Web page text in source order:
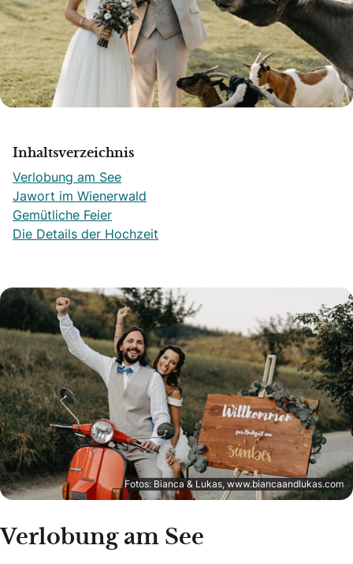
Inhaltsverzeichnis
Verlobung am See
Jawort im Wienerwald
Gemütliche Feier
Die Details der Hochzeit
Fotos: Bianca & Lukas, www.biancaandlukas.com
Verlobung am See